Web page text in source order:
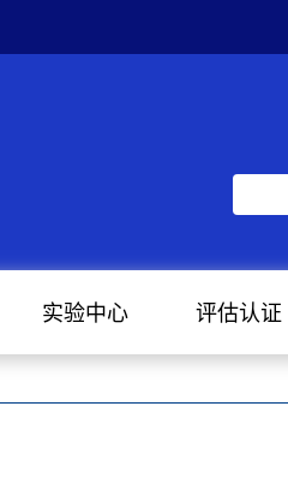
实验中心 评估认证